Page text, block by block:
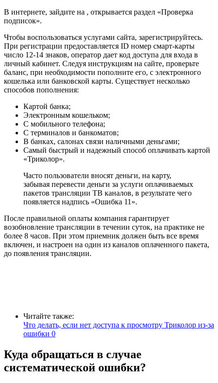
В интернете, зайдите на , открывается раздел «Проверка
подписок».
Чтобы воспользоваться услугами сайта, зарегистрируйтесь.
При регистрации предоставляется ID номер смарт-карты
число 12-14 знаков, оператор дает код доступа для входа в
личный кабинет. Следуя инструкциям на сайте, проверьте
баланс, при необходимости пополните его, с электронного
кошелька или банковской карты. Существует несколько
способов пополнения:
Картой банка;
Электронным кошельком;
С мобильного телефона;
С терминалов и банкоматов;
В банках, салонах связи наличными деньгами;
Самый быстрый и надежный способ оплачивать картой
«Триколор».
Часто пользователи вносят деньги, на карту,
забывая перевести деньги за услуги оплачиваемых
пакетов трансляции ТВ каналов, в результате чего
появляется надпись «Ошибка 11».
После правильной оплаты компания гарантирует
возобновление трансляции в течении суток, на практике не
более 8 часов. При этом приемник должен быть все время
включен, и настроен на один из каналов оплаченного пакета,
до появления трансляции.
Читайте также:
Что делать, если нет доступа к просмотру Триколор из-за
ошибки 0
Куда обращаться в случае
систематической ошибки?